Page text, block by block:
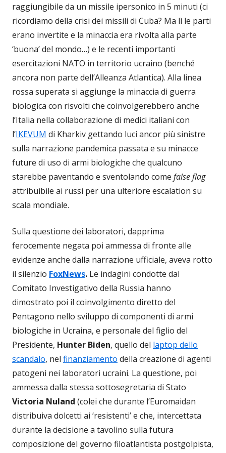
raggiungibile da un missile ipersonico in 5 minuti (ci
ricordiamo della crisi dei missili di Cuba? Ma lì le parti
erano invertite e la minaccia era rivolta alla parte
‘buona’ del mondo…) e le recenti importanti
esercitazioni NATO in territorio ucraino (benché
ancora non parte dell’Alleanza Atlantica). Alla linea
rossa superata si aggiunge la minaccia di guerra
biologica con risvolti che coinvolgerebbero anche
l’Italia nella collaborazione di medici italiani con
l’IKEVUM di Kharkiv gettando luci ancor più sinistre
sulla narrazione pandemica passata e su minacce
future di uso di armi biologiche che qualcuno
starebbe paventando e sventolando come false flag
attribuibile ai russi per una ulteriore escalation su
scala mondiale.
Sulla questione dei laboratori, dapprima
ferocemente negata poi ammessa di fronte alle
evidenze anche dalla narrazione ufficiale, aveva rotto
il silenzio FoxNews. Le indagini condotte dal
Comitato Investigativo della Russia hanno
dimostrato poi il coinvolgimento diretto del
Pentagono nello sviluppo di componenti di armi
biologiche in Ucraina, e personale del figlio del
Presidente, Hunter Biden, quello del laptop dello
scandalo, nel finanziamento della creazione di agenti
patogeni nei laboratori ucraini. La questione, poi
ammessa dalla stessa sottosegretaria di Stato
Victoria Nuland (colei che durante l’Euromaidan
distribuiva dolcetti ai ‘resistenti’ e che, intercettata
durante la decisione a tavolino sulla futura
composizione del governo filoatlantista postgolpista,